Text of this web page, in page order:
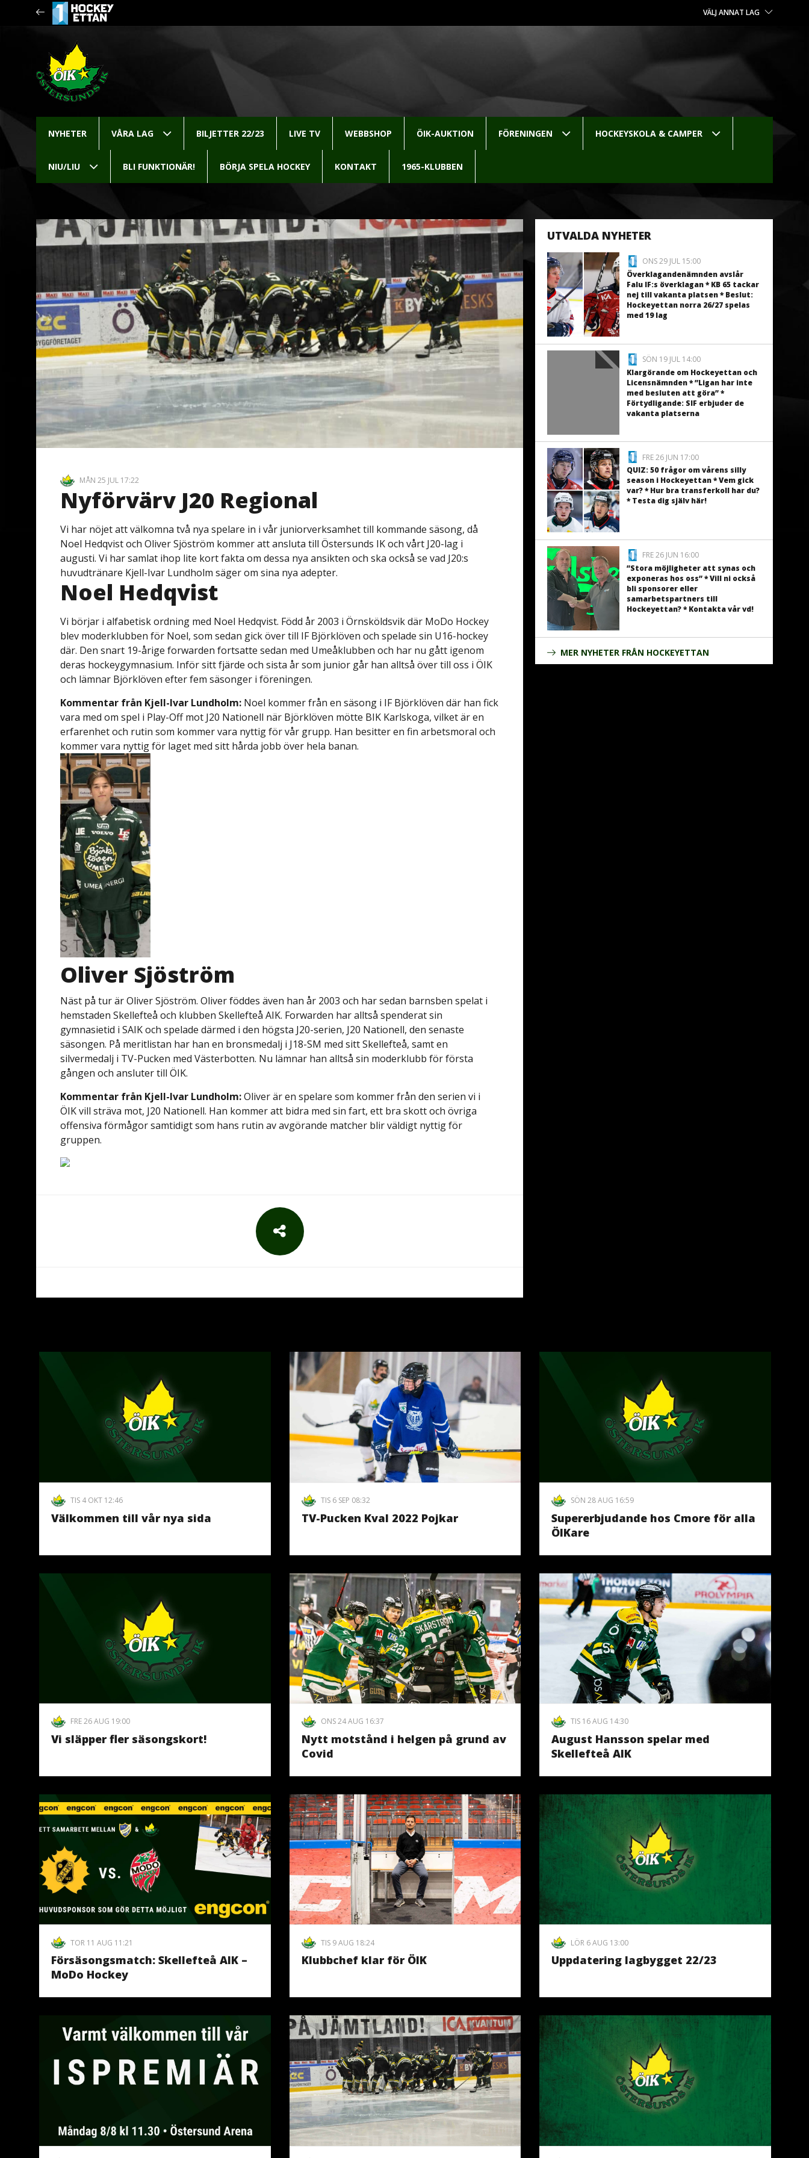
VÄLJ ANNAT LAG
NYHETER VÅRA LAG BILJETTER 22/23 LIVE TV WEBBSHOP ÖIK-AUKTION FÖRENINGEN HOCKEYSKOLA & CAMPER
NIU/LIU BLI FUNKTIONÄR! BÖRJA SPELA HOCKEY KONTAKT 1965-KLUBBEN
MÅN 25 JUL 17:22
Nyförvärv J20 Regional
Vi har nöjet att välkomna två nya spelare in i vår juniorverksamhet till kommande säsong, då
Noel Hedqvist och Oliver Sjöström kommer att ansluta till Östersunds IK och vårt J20-lag i
augusti. Vi har samlat ihop lite kort fakta om dessa nya ansikten och ska också se vad J20:s
huvudtränare Kjell-Ivar Lundholm säger om sina nya adepter.
Noel Hedqvist
Vi börjar i alfabetisk ordning med Noel Hedqvist. Född år 2003 i Örnsköldsvik där MoDo Hockey
blev moderklubben för Noel, som sedan gick över till IF Björklöven och spelade sin U16-hockey
där. Den snart 19-årige forwarden fortsatte sedan med Umeåklubben och har nu gått igenom
deras hockeygymnasium. Inför sitt fjärde och sista år som junior går han alltså över till oss i ÖIK
och lämnar Björklöven efter fem säsonger i föreningen.
Kommentar från Kjell-Ivar Lundholm: Noel kommer från en säsong i IF Björklöven där han fick
vara med om spel i Play-Off mot J20 Nationell när Björklöven mötte BIK Karlskoga, vilket är en
erfarenhet och rutin som kommer vara nyttig för vår grupp. Han besitter en fin arbetsmoral och
kommer vara nyttig för laget med sitt hårda jobb över hela banan.
Oliver Sjöström
Näst på tur är Oliver Sjöström. Oliver föddes även han år 2003 och har sedan barnsben spelat i
hemstaden Skellefteå och klubben Skellefteå AIK. Forwarden har alltså spenderat sin
gymnasietid i SAIK och spelade därmed i den högsta J20-serien, J20 Nationell, den senaste
säsongen. På meritlistan har han en bronsmedalj i J18-SM med sitt Skellefteå, samt en
silvermedalj i TV-Pucken med Västerbotten. Nu lämnar han alltså sin moderklubb för första
gången och ansluter till ÖIK.
Kommentar från Kjell-Ivar Lundholm:Oliver är en spelare som kommer från den serien vi i
ÖIK vill sträva mot, J20 Nationell. Han kommer att bidra med sin fart, ett bra skott och övriga
offensiva förmågor samtidigt som hans rutin av avgörande matcher blir väldigt nyttig för
gruppen.
UTVALDA NYHETER
ONS 29 JUL 15:00
Överklagandenämnden avslår
Falu IF:s överklagan * KB 65 tackar
nej till vakanta platsen * Beslut:
Hockeyettan norra 26/27 spelas
med 19 lag
SÖN 19 JUL 14:00
Klargörande om Hockeyettan och
Licensnämnden * ”Ligan har inte
med besluten att göra” *
Förtydligande: SIF erbjuder de
vakanta platserna
FRE 26 JUN 17:00
QUIZ: 50 frågor om vårens silly
season i Hockeyettan * Vem gick
var? * Hur bra transferkoll har du?
* Testa dig själv här!
FRE 26 JUN 16:00
”Stora möjligheter att synas och
exponeras hos oss” * Vill ni också
bli sponsorer eller
samarbetspartners till
Hockeyettan? * Kontakta vår vd!
MER NYHETER FRÅN HOCKEYETTAN
TIS 4 OKT 12:46
Välkommen till vår nya sida
TIS 6 SEP 08:32
TV-Pucken Kval 2022 Pojkar
SÖN 28 AUG 16:59
Supererbjudande hos Cmore för alla
ÖIKare
FRE 26 AUG 19:00
Vi släpper fler säsongskort!
ONS 24 AUG 16:37
Nytt motstånd i helgen på grund av
Covid
TIS 16 AUG 14:30
August Hansson spelar med
Skellefteå AIK
TOR 11 AUG 11:21
Försäsongsmatch: Skellefteå AIK –
MoDo Hockey
TIS 9 AUG 18:24
Klubbchef klar för ÖIK
LÖR 6 AUG 13:00
Uppdatering lagbygget 22/23